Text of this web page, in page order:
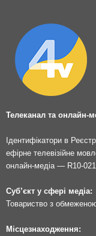
Телеканал та онлайн-
Ідентифікатори в
ефірне телевізійне
онлайн-медіа — R10-
Суб’єкт у сфері медіа:
Товариство з
Місцезнаходження: